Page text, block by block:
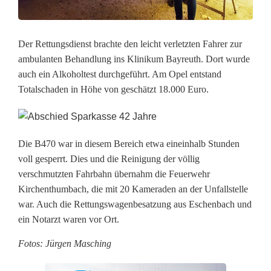
F
a
r
e
r
a
l
k
h
Der Rettungsdienst brachte den leicht verletzten Fahrer zur
ambulanten Behandlung ins Klinikum Bayreuth. Dort wurde
auch ein Alkoholtest durchgeführt. Am Opel entstand
Totalschaden in Höhe von geschätzt 18.000 Euro.
Die B470 war in diesem Bereich etwa eineinhalb Stunden
voll gesperrt. Dies und die Reinigung der völlig
verschmutzten Fahrbahn übernahm die Feuerwehr
Kirchenthumbach, die mit 20 Kameraden an der Unfallstelle
war. Auch die Rettungswagenbesatzung aus Eschenbach und
ein Notarzt waren vor Ort.
Fotos: Jürgen Masching